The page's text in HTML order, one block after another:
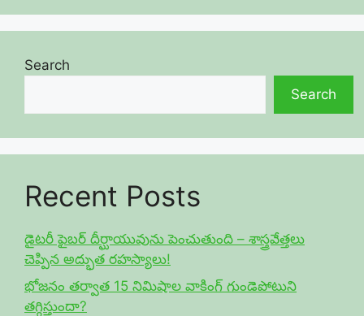
Search
Search
Recent Posts
డైటరీ ఫైబర్ దీర్ఘాయువును పెంచుతుంది – శాస్త్రవేత్తలు
చెప్పిన అద్భుత రహస్యాలు!
భోజనం తర్వాత 15 నిమిషాల వాకింగ్ గుండెపోటుని
తగ్గిస్తుందా?